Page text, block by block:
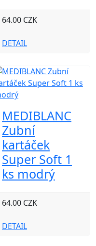
64.00 CZK
DETAIL
MEDIBLANC
Zubní
kartáček
Super Soft 1
ks modrý
64.00 CZK
DETAIL